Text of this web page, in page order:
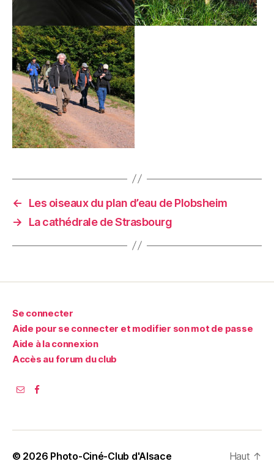
←
Les oiseaux du plan d’eau de Plobsheim
→
La cathédrale de Strasbourg
Se connecter
Aide pour se connecter et modifier son mot de passe
Aide à la connexion
Accès au forum du club
© 2026 Photo-Ciné-Club d'Alsace Haut ↑